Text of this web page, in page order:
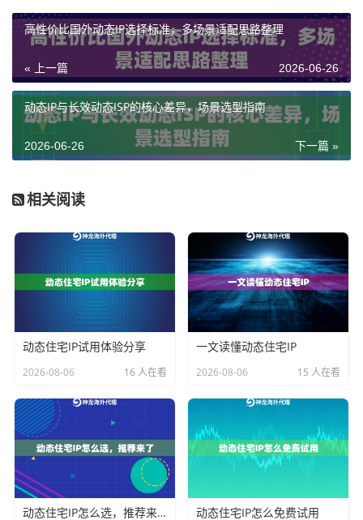
主要适用场景深度剖析
高带宽国外动态IP的应用场景非常广泛，几乎涵盖了所
有需要稳定、真实海外网络环境的业务。理解这些场
景，有助于用户更准确地选择适合自己的服务类型。
大规模数据采集与AI训练：这是对IP消耗量、带宽和稳
定性要求极高的场景。例如，AI公司需要持续从海外公
练，这要求IP池规模巨大、切换流畅且带宽充足，以保
证数据采集的效率和连续性。神龙海外动态IP的不限量
套餐专为此类高并发、高流量的持续性业务设计。
自动化营销与内容运营：在海外社交媒体平台或内容平
台进行矩阵式运营，如批量管理账号、发布内容、回复
地理定位功能。
企业级多账号管理与跨境商务：大型跨境电商团队、广
告代理公司往往需要同时管理成百上千个账号。每个账
号都需要一个独立、稳定且长期可信的网络环境。企业
级动态住宅IP服务提供了广泛的地区覆盖和更高的IP纯净
高性价比国外动态IP选择标准，多场景适配思路整理
« 上一篇 2026-06-26
动态IP与长效动态ISP的核心差异，场景选型指南
下一篇 »
2026-06-26
相关阅读
动态住宅IP试用体验分享
2026-08-06 16 人在看
一文读懂动态住宅IP
2026-08-06 15 人在看
动态住宅IP怎么选，推荐来了 动态住宅IP怎么免费试用